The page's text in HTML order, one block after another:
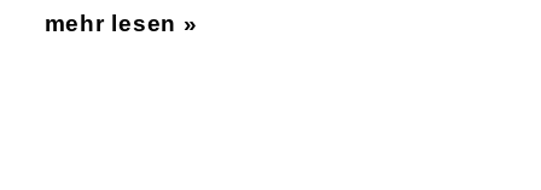
mehr lesen »